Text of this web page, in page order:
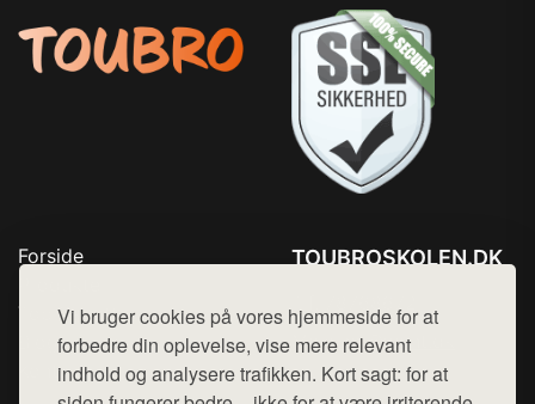
Vi bruger cookies på vores hjemmeside for at
forbedre din oplevelse, vise mere relevant
indhold og analysere trafikken. Kort sagt: for at
Forside
Top Rabatter
Blog
Kontakt
TOUBROSKOLEN.DK
Mail: hej@want.dk
Cookie- og privatlivspolitik